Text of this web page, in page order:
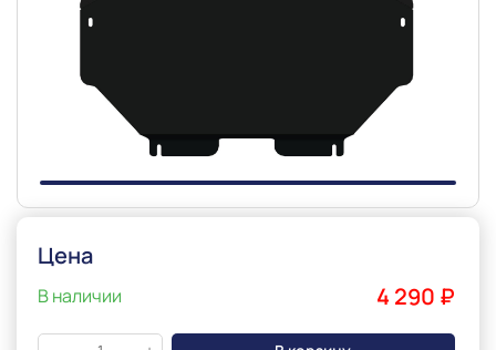
Slide 1 of 1
Цена
В наличии 4 290 ₽